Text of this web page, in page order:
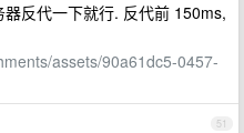
器反代一下就行. 反代前 150ms,
assets/90a61dc5-0457-
51